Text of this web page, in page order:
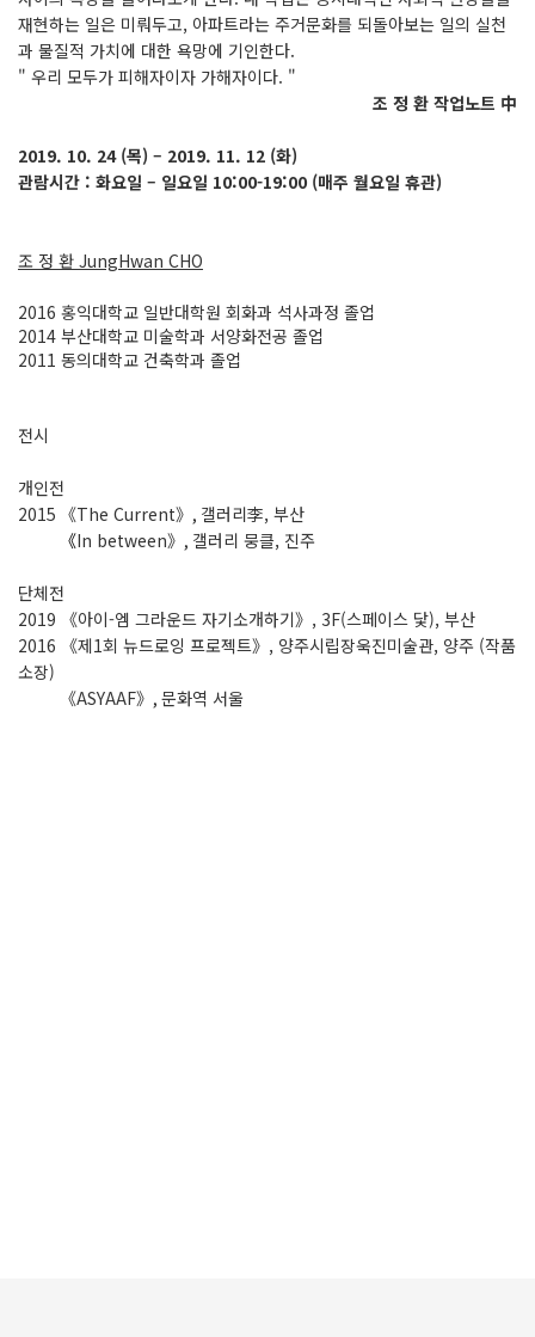
재현하는 일은 미뤄두고, 아파트라는 주거문화를 되돌아보는 일의 실천
과 물질적 가치에 대한 욕망에 기인한다.
" 우리 모두가 피해자이자 가해자이다. "
조 정 환 작업노트 中
2019. 10. 24 (목) – 2019. 11. 12 (화)
관람시간 : 화요일 – 일요일 10:00-19:00 (매주 월요일 휴관)
조 정 환 JungHwan CHO
2016 홍익대학교 일반대학원 회화과 석사과정 졸업
2014 부산대학교 미술학과 서양화전공 졸업
2011 동의대학교 건축학과 졸업
전시
개인전
2015 《The Current》, 갤러리李, 부산
《In between》, 갤러리 뭉클, 진주
단체전
2019 《아이-엠 그라운드 자기소개하기》, 3F(스페이스 닻), 부산
2016 《제1회 뉴드로잉 프로젝트》, 양주시립장욱진미술관, 양주 (작품
소장)
《ASYAAF》, 문화역 서울